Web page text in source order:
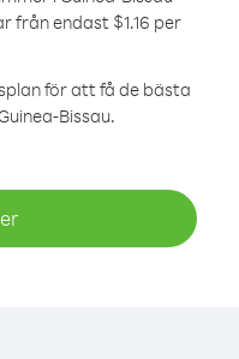
från endast $1.16 per
för att få de bästa
Bissau.